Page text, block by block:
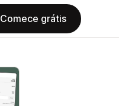
Comece grátis